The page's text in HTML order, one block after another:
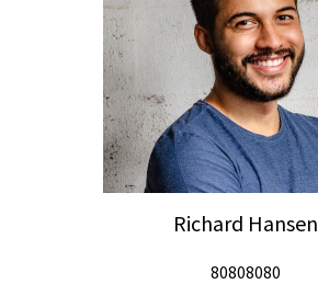
Richard Hansen
80808080